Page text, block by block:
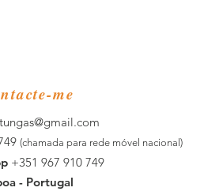
me
(chamada para rede móvel nacional)
+351 967 910 749
- Portugal